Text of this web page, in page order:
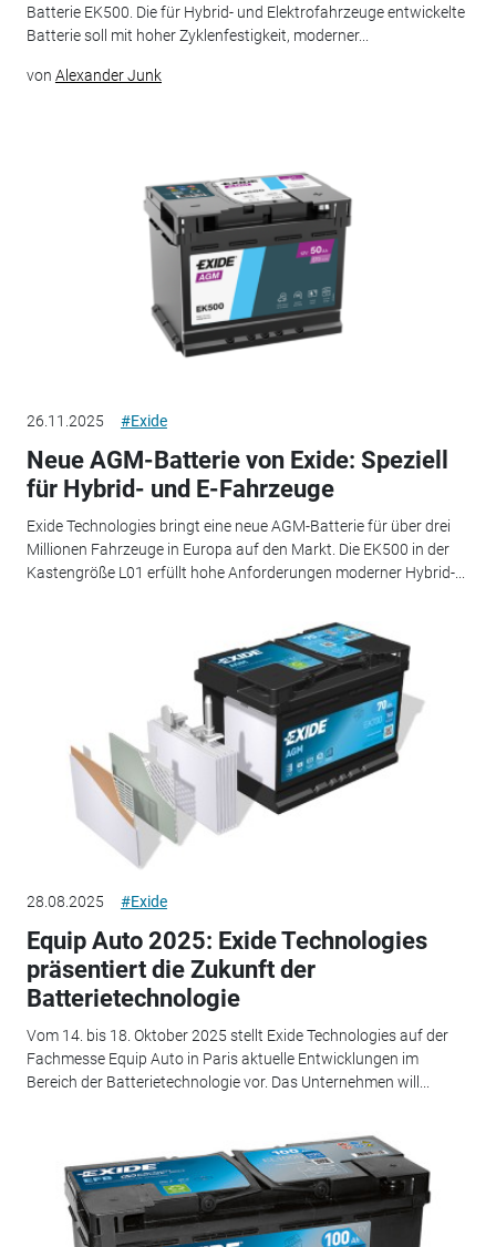
Batterie EK500. Die für Hybrid- und Elektrofahrzeuge entwickelte
Batterie soll mit hoher Zyklenfestigkeit, moderner...
von Alexander Junk
26.11.2025 #Exide
Neue AGM-Batterie von Exide: Speziell
für Hybrid- und E-Fahrzeuge
Exide Technologies bringt eine neue AGM-Batterie für über drei
Millionen Fahrzeuge in Europa auf den Markt. Die EK500 in der
Kastengröße L01 erfüllt hohe Anforderungen moderner Hybrid-...
28.08.2025 #Exide
Equip Auto 2025: Exide Technologies
präsentiert die Zukunft der
Batterietechnologie
Vom 14. bis 18. Oktober 2025 stellt Exide Technologies auf der
Fachmesse Equip Auto in Paris aktuelle Entwicklungen im
Bereich der Batterietechnologie vor. Das Unternehmen will...